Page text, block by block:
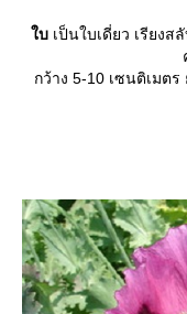
บ เป็นใบเดี่ยว เรียง
กว้าง 5-10 เซนติเมต